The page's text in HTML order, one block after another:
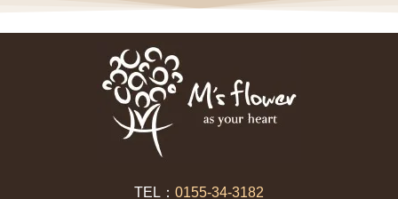
TEL： 0155-34-3182